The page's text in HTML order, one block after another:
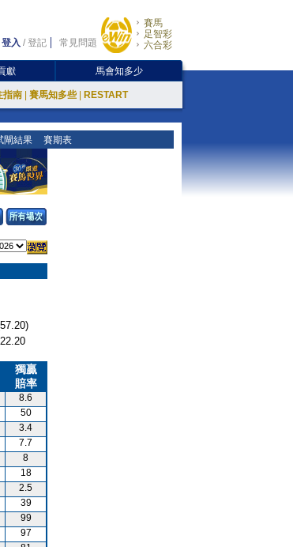
登入 /登記 常見問題
賽馬
足智彩
六合彩
獻 馬會知多少
指南 賽馬知多些 RESTART
閘結果 賽期表
22.20
獨贏
賠率
8.6
50
3.4
7.7
8
18
2.5
39
99
97